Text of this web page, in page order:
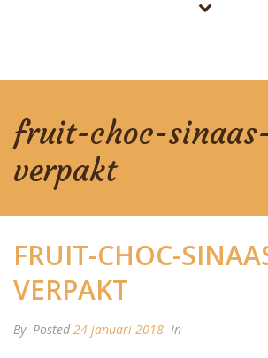
fruit-choc-
verpakt
FRUIT-CHOC-
VERPAKT
By Posted 24 januari 2018 In